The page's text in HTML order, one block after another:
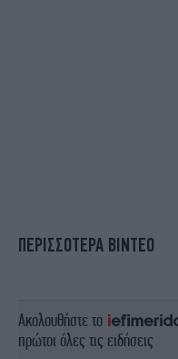
ΠΕΡΙΣΣΟΤΕΡΑ ΒΙΝΤΕΟ
Ακολουθήστε το
πρώτοι όλες τις ειδήσεις